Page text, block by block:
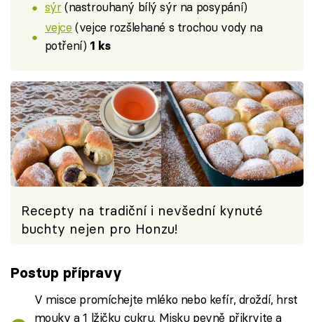
sýr(nastrouhaný bílý sýr na posypání)
vejce (vejce rozšlehané s trochou vody na
potření) 1 ks
Recepty na tradiční i nevšední kynuté
buchty nejen pro Honzu!
Postup přípravy
V misce promíchejte mléko nebo kefír, droždí, hrst
mouky a 1 lžičku cukru. Misku pevně přikryjte a